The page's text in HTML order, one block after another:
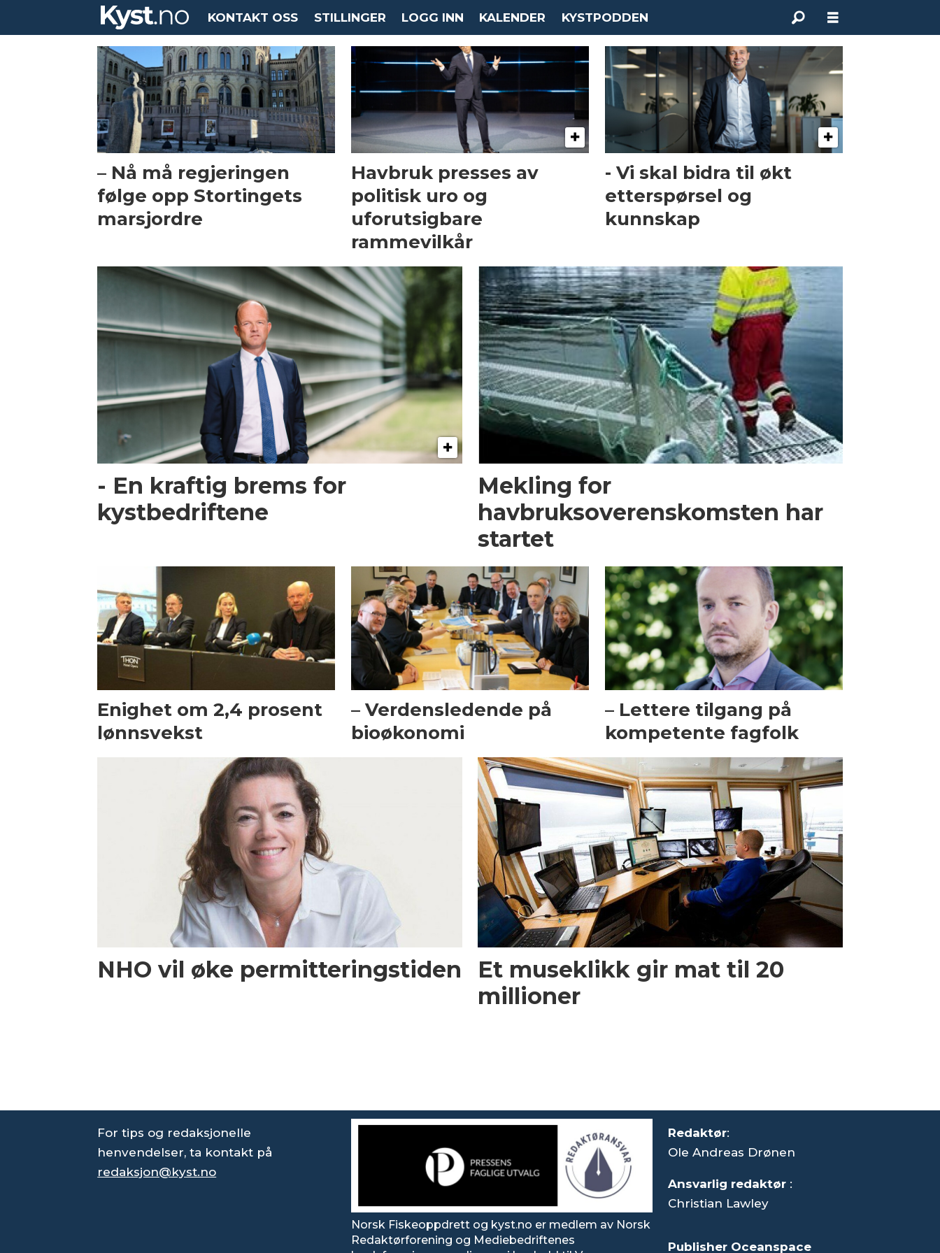
KONTAKT OSS STILLINGER LOGG INN KALENDER KYSTPODDEN
– Nå må regjeringen
følge opp Stortingets
marsjordre
Havbruk presses av
politisk uro og
uforutsigbare
rammevilkår
- Vi skal bidra til økt
etterspørsel og
kunnskap
- En kraftig brems for
kystbedriftene
Mekling for
havbruksoverenskomsten har
startet
Enighet om 2,4 prosent
lønnsvekst
– Verdensledende på
bioøkonomi
– Lettere tilgang på
kompetente fagfolk
NHO vil øke permitteringstiden
Et museklikk gir mat til 20
millioner
For tips og redaksjonelle
henvendelser, ta kontakt på
redaksjon@kyst.no
Norsk Fiskeoppdrett og kyst.no er medlem av Norsk
Redaktørforening og Mediebedriftenes
Redaktør:
Ole Andreas Drønen
Ansvarlig redaktør :
Christian Lawley
Publisher Oceanspace